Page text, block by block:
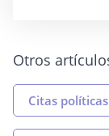
Otros
Citas políticas